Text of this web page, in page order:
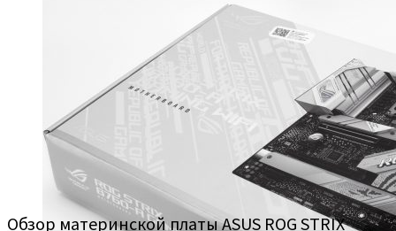
Обзор материнской платы ASUS ROG STRIX